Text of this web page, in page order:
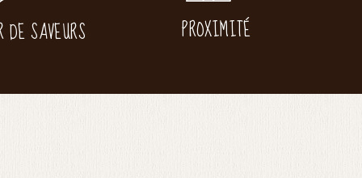
DE SAVEURS PROXIMITÉ